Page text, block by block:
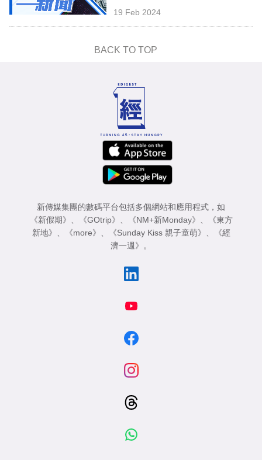
19 Feb 2024
BACK TO TOP
新傳媒集團的數碼平台包括多個網站和應用程式，如
《新假期》
《GOtrip》 《NM+新Monday》
《東方
新地》
《more》 《Sunday Kiss 親子童萌》
《經
濟一週》
。